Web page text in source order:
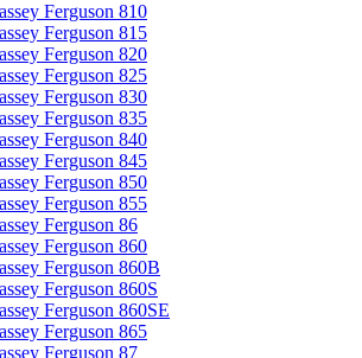
Ferguson 810
Ferguson 815
Ferguson 820
Ferguson 825
Ferguson 830
Ferguson 835
Ferguson 840
Ferguson 845
Ferguson 850
Ferguson 855
Ferguson 86
Ferguson 860
Ferguson 860B
Ferguson 860S
Ferguson 860SE
Ferguson 865
Ferguson 87